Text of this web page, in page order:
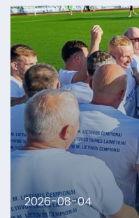
2026-08-04